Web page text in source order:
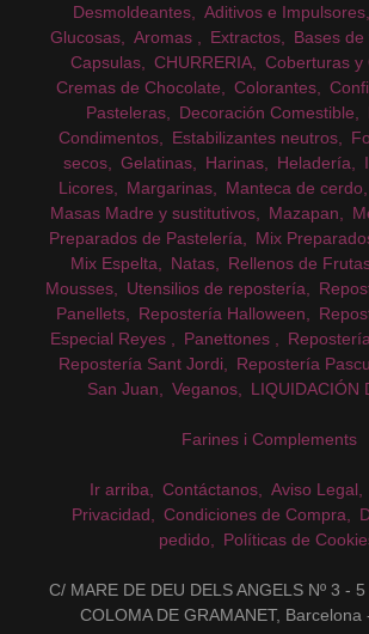
Desmoldeantes
Aditivos e Impulsores
Glucosas
Aromas Extractos Bases de
Capsulas
CHURRERIA
Coberturas y
Cremas de Chocolate
Colorantes
Pasteleras
Decoración Comestible
Condimentos
Estabilizantes neutros
secos
Gelatinas Harinas Heladería
Licores
Margarinas Manteca de cerdo
Masas Madre y sustitutivos
Mazapan
Preparados de Pastelería
Mix
Mix Espelta
Natas Rellenos de
Mousses
Utensilios de repostería
Panellets
Repostería Halloween
Especial Reyes
Panettones
Repostería Sant Jordi
Repostería
San Juan
Veganos LIQUIDACIÓN
Farines i Complements
Ir arriba Contáctanos Aviso Legal
Privacidad
Condiciones de Compra
pedido
Políticas de
C/ MARE DE DEU DELS ANGELS Nº 3 -
COLOMA DE GRAMANET, Barcelona